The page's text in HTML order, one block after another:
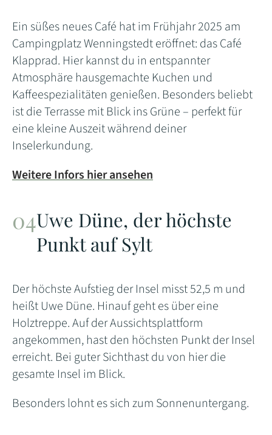
Ein süßes neues Café hat im Frühjahr 2025 am
Campingplatz Wenningstedt eröffnet: das Café
Klapprad. Hier kannst du in entspannter
Atmosphäre hausgemachte Kuchen und
Kaffeespezialitäten genießen. Besonders beliebt
ist die Terrasse mit Blick ins Grüne – perfekt für
eine kleine Auszeit während deiner
Inselerkundung.
Weitere Infors hier ansehen
Uwe Düne, der höchste
Punkt auf Sylt
Der höchste Aufstieg der Insel misst 52,5 m und
heißt Uwe Düne. Hinauf geht es über eine
Holztreppe. Auf der Aussichtsplattform
angekommen, hast den höchsten Punkt der Insel
erreicht. Bei guter Sichthast du von hier die
gesamte Insel im Blick.
Besonders lohnt es sich zum Sonnenuntergang.